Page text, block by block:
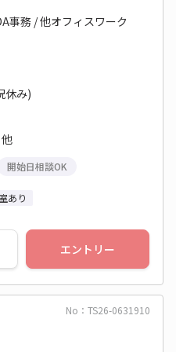
事務 / 他オフィスワーク
休み)
開始日相談OK
あり
エントリー
No：TS26-0631910